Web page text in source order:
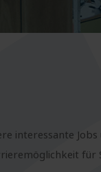
interessante
für